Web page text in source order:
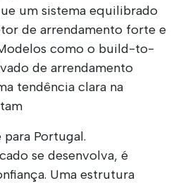
um sistema equilibrado
de arrendamento forte e
como o build-to-
de arrendamento
tendência clara na
Portugal.
se desenvolva, é
Uma estrutura